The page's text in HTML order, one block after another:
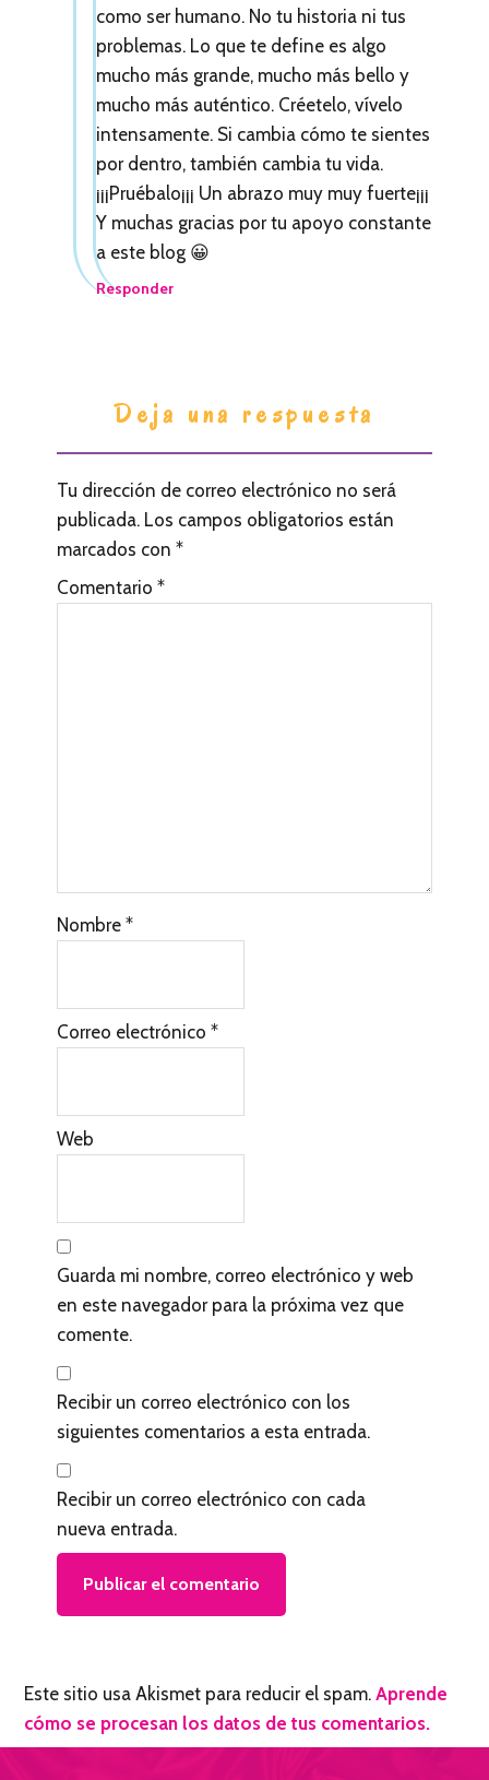
como ser humano. No tu historia ni tus
problemas. Lo que te define es algo
mucho más grande, mucho más bello y
mucho más auténtico. Créetelo, vívelo
intensamente. Si cambia cómo te sientes
por dentro, también cambia tu vida.
¡¡¡Pruébalo¡¡¡ Un abrazo muy muy fuerte¡¡¡
Y muchas gracias por tu apoyo constante
a este blog 😀
Responder
Deja una respuesta
Tu dirección de correo electrónico no será
publicada. Los campos obligatorios están
marcados con*
Comentario*
Nombre*
Correo electrónico*
Web
Guarda mi nombre, correo electrónico y web
en este navegador para la próxima vez que
comente.
Recibir un correo electrónico con los
siguientes comentarios a esta entrada.
Recibir un correo electrónico con cada
nueva entrada.
Este sitio usa Akismet para reducir el spam.Aprende
cómo se procesan los datos de tus comentarios.